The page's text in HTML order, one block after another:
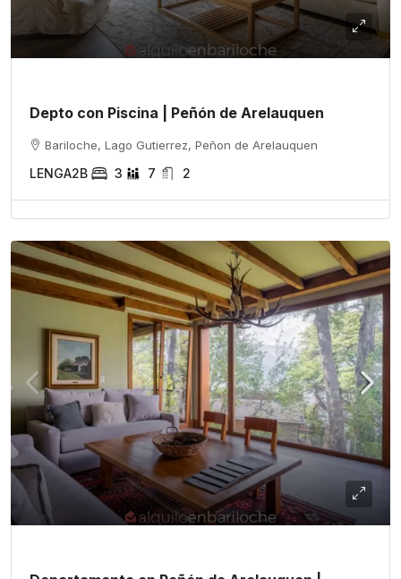
Depto con Piscina | Peñón de Arelauquen
Bariloche, Lago Gutierrez, Peñon de Arelauquen
LENGA2B 3 7 2